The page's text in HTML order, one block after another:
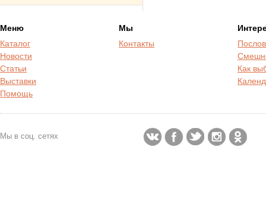
Меню
Каталог
Новости
Статьи
Выставки
Помощь
Мы
Контакты
Как
Мы в соц. сетях